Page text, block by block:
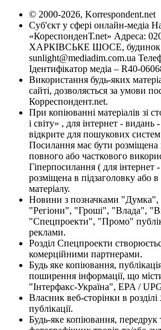
© 2000-2026, Korrespondent.net
Суб'єкт у сфері онлайн-медіа
«КореспонденТ.net» Адреса:
ХАРКІВСЬКЕ ШОСЕ, будинок
sunlight@mediadim.com.ua
Ідентифікатор медіа – R40-
Використання будь-яких
сайті, дозволяється за умови
Корреспондент.net.
При копіюванні матеріалів зі
і світу» , для інтернет - видань
відкрите для пошукових
Посилання має бути розміщена
повного або часткового
Гіперпосилання ( для
розміщена в підзаголовку або
матеріалу.
Новини з позначками "Думка",
"Регіони", "Гроші", "Влада",
"Спецпроекти", "Промо"
реклами.
Розділ Спецпроекти
комерційними партнерами.
Будь яке копіювання,
поширення інформації, що
"Інтерфакс-Україна", EPA /
Власник веб-сторінки в
публікації.
Будь-яке копіювання, передрук